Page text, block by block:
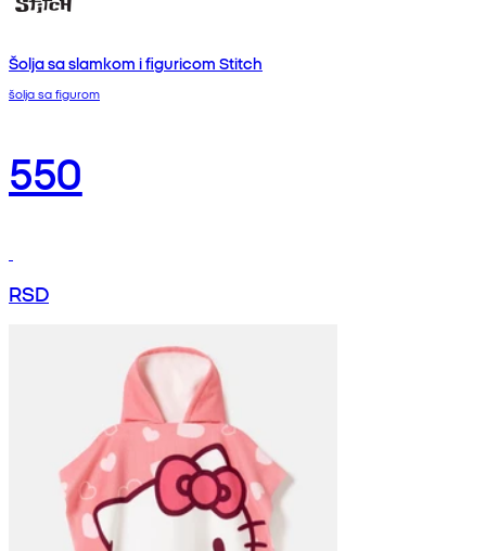
Šolja sa slamkom i figuricom Stitch
šolja sa figurom
550
RSD